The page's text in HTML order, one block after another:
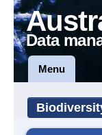
Data
Menu